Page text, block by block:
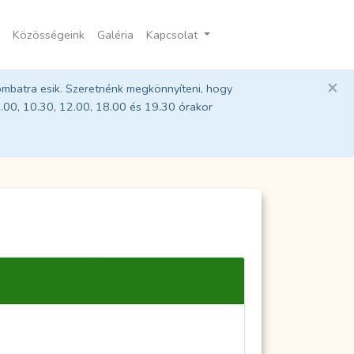
Közösségeink Galéria Kapcsolat
esik. Szeretnénk megkönnyíteni, hogy
10.30, 12.00, 18.00 és 19.30 órakor
×